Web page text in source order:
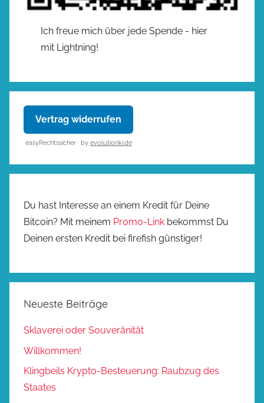
Ich freue mich über jede Spende - hier
mit Lightning!
Vertrag widerrufen
easyRechtssicher · by evolutionki.de
Du hast Interesse an einem Kredit für Deine
Bitcoin? Mit meinem Promo-Link bekommst Du
Deinen ersten Kredit bei firefish günstiger!
Neueste Beiträge
Sklaverei oder Souveränität
Willkommen!
Klingbeils Krypto-Besteuerung: Raubzug des
Staates